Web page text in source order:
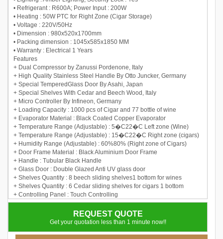
• Refrigerant : R600A; Power Input : 200W
• Heating : 50W PTC for Right Zone (Cigar Storage)
• Voltage : 220V/50Hz
• Dimension : 980x520x1700mm
• Packing dimension : 1045x585x1850 MM
• Warranty : Electrical 1 Years
Features
+ Dual Compressor by Zanussi Pordenone, Italy
+ High Quality Stainless Steel Handle By Otto Juncker, Germany
+ Special TemperedGlass Door By Asahi, Japan
+ Special Shelves With Cedar and Beech Wood, Italy
+ Micro Controller By Infineon, Germany
+ Loading Capacity : 1000 pcs of Cigar and 77 bottle of wine
+ Evaporator Material : Black Coated Copper Evaporator
+ Temperature Range (Adjustable) : 5�C22�C Left zone (Wine)
+ Temperature Range (Adjustable) : 15�C22�C Right zone (cigars)
+ Humidity Range (Adjustable) : 60%80% (Right zone of Cigars)
+ Door Frame Material : Black Aluminium Door Frame
+ Handle : Tubular Black Handle
+ Glass Door : Double Glazed Anti UV glass door
+ Shelves Quantity : 8 beech sliding shelves1 bottom for wines
+ Shelves Quantity : 6 Cedar sliding shelves for cigars 1 bottom
+ Controlling Panel : Touch Controlling
REQUEST QUOTE
Get your quotation less than 1 minute now!!